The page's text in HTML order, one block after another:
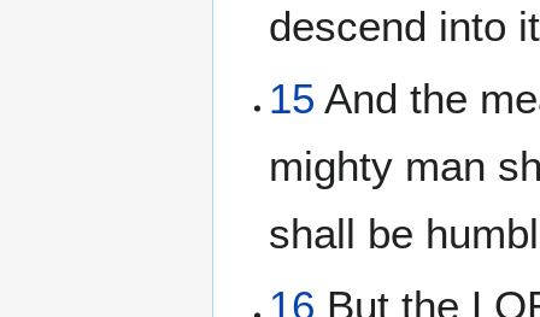
descend into
15 And the
mighty man
shall be
16 But the